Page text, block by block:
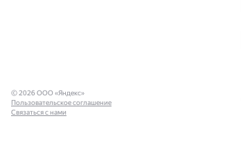
© 2026 ООО «Яндекс»
Пользовательское соглашение
Связаться с нами